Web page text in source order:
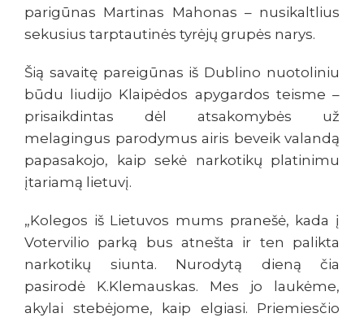
parigūnas Martinas Mahonas – nusikaltlius
sekusius tarptautinės tyrėjų grupės narys.
Šią savaitę pareigūnas iš Dublino nuotoliniu
būdu liudijo Klaipėdos apygardos teisme –
prisaikdintas dėl atsakomybės už
melagingus parodymus airis beveik valandą
papasakojo, kaip sekė narkotikų platinimu
įtariamą lietuvį.
„Kolegos iš Lietuvos mums pranešė, kada į
Votervilio parką bus atnešta ir ten palikta
narkotikų siunta. Nurodytą dieną čia
pasirodė K.Klemauskas. Mes jo laukėme,
akylai stebėjome, kaip elgiasi. Priemiesčio